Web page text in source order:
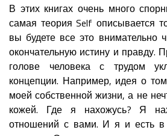
В этих книгах очень много
самая теория Self описывается
вы будете все это внимательно
окончательную истину и правду.
голове человека с трудом
концепции. Например, идея о
моей собственной жизни, а не
кожей. Где я нахожусь? Я
отношений с вами. И я и есть